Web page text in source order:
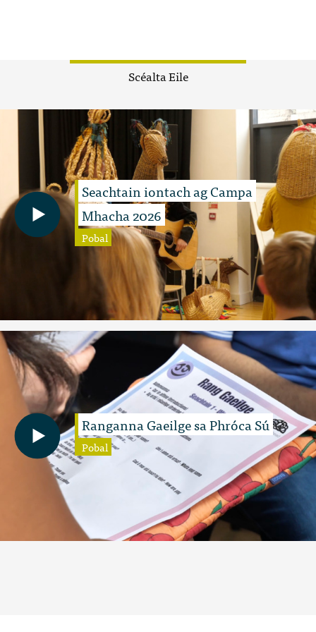
Scéalta Eile
Seachtain iontach ag Campa
Mhacha 2026
Pobal
Ranganna Gaeilge sa Phróca Sú
Pobal